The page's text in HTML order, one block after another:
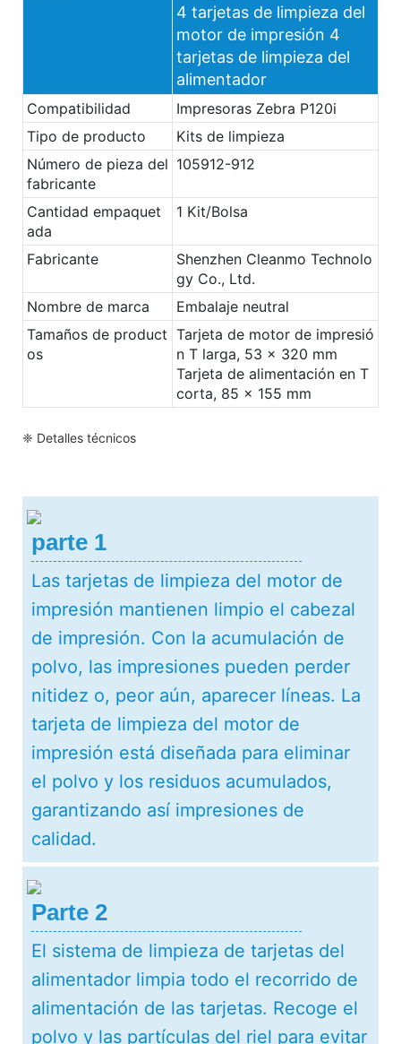
4 tarjetas de limpieza del
motor de impresión 4
tarjetas de limpieza del
alimentador
Compatibilidad
Impresoras Zebra P120i
Tipo de producto
Kits de limpieza
Número de pieza del
fabricante
105912-912
Cantidad empaquet
ada
1 Kit/Bolsa
Fabricante
Shenzhen Cleanmo Technolo
gy Co., Ltd.
Nombre de marca
Embalaje neutral
Tamaños de product
os
Tarjeta de motor de impresió
n T larga, 53 x 320 mm
Tarjeta de alimentación en T
corta, 85 x 155 mm
❈ Detalles técnicos
parte 1
Las tarjetas de limpieza del motor de
impresión mantienen limpio el cabezal
de impresión. Con la acumulación de
polvo, las impresiones pueden perder
nitidez o, peor aún, aparecer líneas. La
tarjeta de limpieza del motor de
impresión está diseñada para eliminar
el polvo y los residuos acumulados,
garantizando así impresiones de
calidad.
Parte 2
El sistema de limpieza de tarjetas del
alimentador limpia todo el recorrido de
alimentación de las tarjetas. Recoge el
polvo y las partículas del riel para evitar